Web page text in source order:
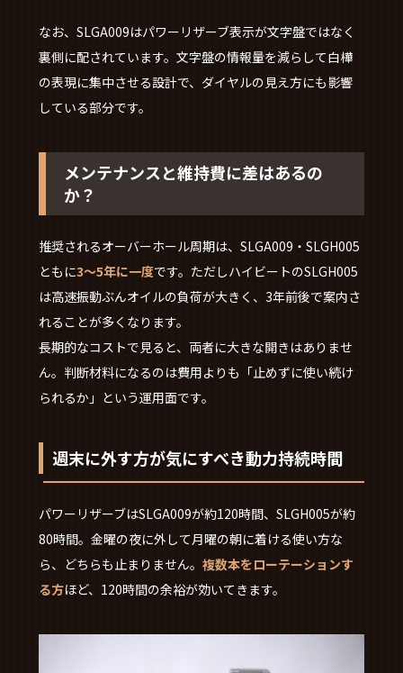
なお、SLGA009はパワーリザーブ表示が文字盤ではなく
裏側に配されています。文字盤の情報量を減らして白樺
の表現に集中させる設計で、ダイヤルの見え方にも影響
している部分です。
メンテナンスと維持費に差はあるの
か？
推奨されるオーバーホール周期は、SLGA009・SLGH005
ともに3〜5年に一度です。ただしハイビートのSLGH005
は高速振動ぶんオイルの負荷が大きく、3年前後で案内さ
れることが多くなります。
長期的なコストで見ると、両者に大きな開きはありませ
ん。判断材料になるのは費用よりも「止めずに使い続け
られるか」という運用面です。
週末に外す方が気にすべき動力持続時間
パワーリザーブはSLGA009が約120時間、SLGH005が約
80時間。金曜の夜に外して月曜の朝に着ける使い方な
ら、どちらも止まりません。 複数本をローテーションす
る方ほど、120時間の余裕が効いてきます。